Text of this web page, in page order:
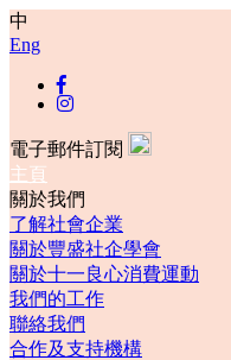
中
Eng
電子郵件訂閱
主頁
關於我們
了解社會企業
關於豐盛社企學會
關於十一良心消費運動
我們的工作
聯絡我們
合作及支持機構